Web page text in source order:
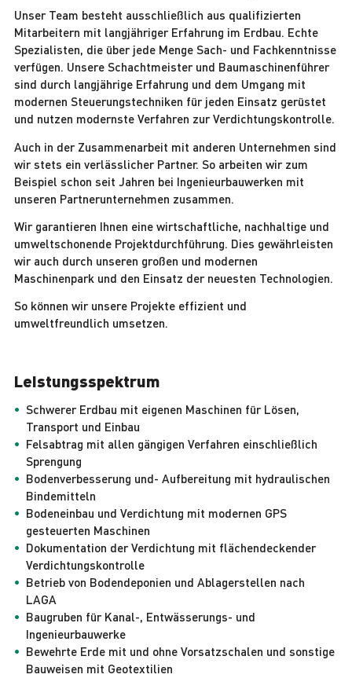
Unser Team besteht ausschließlich aus qualifizierten
Mitarbeitern mit langjähriger Erfahrung im Erdbau. Echte
Spezialisten, die über jede Menge Sach- und Fachkenntnisse
verfügen. Unsere Schachtmeister und Baumaschinenführer
sind durch langjährige Erfahrung und dem Umgang mit
modernen Steuerungstechniken für jeden Einsatz gerüstet
und nutzen modernste Verfahren zur Verdichtungskontrolle.
Auch in der Zusammenarbeit mit anderen Unternehmen sind
wir stets ein verlässlicher Partner. So arbeiten wir zum
Beispiel schon seit Jahren bei Ingenieurbauwerken mit
unseren Partnerunternehmen zusammen.
Wir garantieren Ihnen eine wirtschaftliche, nachhaltige und
umweltschonende Projektdurchführung. Dies gewährleisten
wir auch durch unseren großen und modernen
Maschinenpark und den Einsatz der neuesten Technologien.
So können wir unsere Projekte effizient und
umweltfreundlich umsetzen.
Leistungsspektrum
Schwerer Erdbau mit eigenen Maschinen für Lösen,
Transport und Einbau
Felsabtrag mit allen gängigen Verfahren einschließlich
Sprengung
Bodenverbesserung und- Aufbereitung mit hydraulischen
Bindemitteln
Bodeneinbau und Verdichtung mit modernen GPS
gesteuerten Maschinen
Dokumentation der Verdichtung mit flächendeckender
Verdichtungskontrolle
Betrieb von Bodendeponien und Ablagerstellen nach
LAGA
Baugruben für Kanal-, Entwässerungs- und
Ingenieurbauwerke
Bewehrte Erde mit und ohne Vorsatzschalen und sonstige
Bauweisen mit Geotextilien